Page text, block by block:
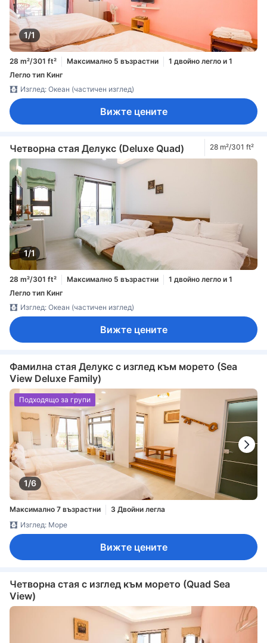
1/1
28 m²/301 ft² Максимално 5 възрастни
1 двойно легло и 1
Легло тип Кинг
Изглед: Океан (частичен изглед)
Вижте цените
Четворна стая Делукс (Deluxe Quad) 28 m²/301 ft²
1/1
28 m²/301 ft² Максимално 5 възрастни
1 двойно легло и 1
Легло тип Кинг
Изглед: Океан (частичен изглед)
Вижте цените
Фамилна стая Делукс с изглед към морето (Sea
View Deluxe Family)
1/6
Подходящо за групи
Максимално 7 възрастни
3 Двойни легла
Изглед: Море
Вижте цените
Четворна стая с изглед към морето (Quad Sea
View)